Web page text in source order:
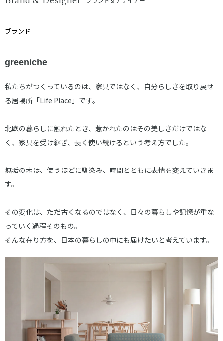
ブランド
greeniche
私たちがつくっているのは、家具ではなく、自分らしさを取り戻せ
る居場所「Life Place」です。
北欧の暮らしに触れたとき、惹かれたのはその美しさだけではな
く、家具を受け継ぎ、長く使い続けるという考え方でした。
無垢の木は、使うほどに馴染み、時間とともに表情を変えていきま
す。
その変化は、ただ古くなるのではなく、日々の暮らしや記憶が重な
っていく過程そのもの。
そんな在り方を、日本の暮らしの中にも届けたいと考えています。